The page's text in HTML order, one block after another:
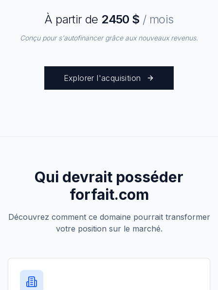
À partir de 2450 $ / mois
Conçu pour s'autofinancer grâce aux nouveaux revenus.
Explorer l'acquisition
Qui devrait posséder
forfait.com
Découvrez comment ce domaine pourrait transformer
votre position sur le marché.